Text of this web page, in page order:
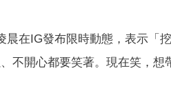
晨在IG發布限時動態，表示「
不開心都要笑著。現在笑，想